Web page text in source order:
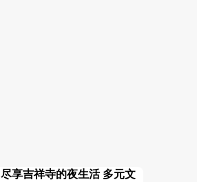
尽享吉祥寺的夜生活 多元文